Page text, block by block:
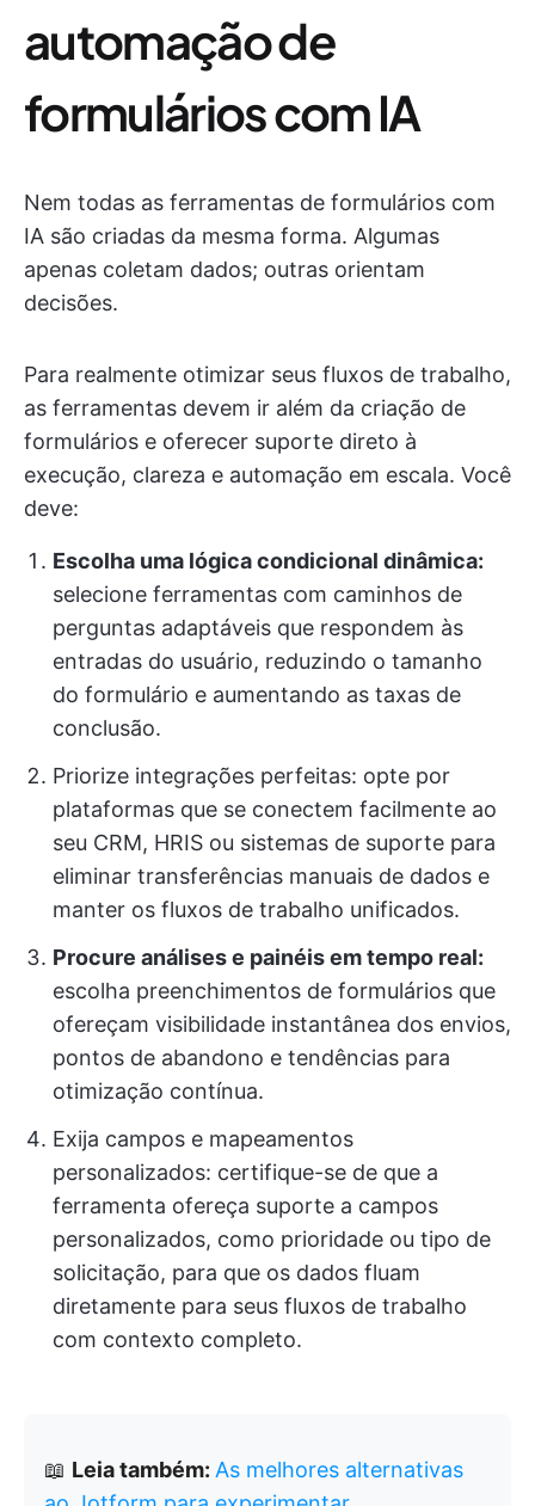
automação de
formulários com IA
Nem todas as ferramentas de formulários com
IA são criadas da mesma forma. Algumas
apenas coletam dados; outras orientam
decisões.
Para realmente otimizar seus fluxos de trabalho,
as ferramentas devem ir além da criação de
formulários e oferecer suporte direto à
execução, clareza e automação em escala. Você
deve:
Escolha uma lógica condicional dinâmica:
selecione ferramentas com caminhos de
perguntas adaptáveis que respondem às
entradas do usuário, reduzindo o tamanho
do formulário e aumentando as taxas de
conclusão.
Priorize integrações perfeitas: opte por
plataformas que se conectem facilmente ao
seu CRM, HRIS ou sistemas de suporte para
eliminar transferências manuais de dados e
manter os fluxos de trabalho unificados.
Procure análises e painéis em tempo real:
escolha preenchimentos de formulários que
ofereçam visibilidade instantânea dos envios,
pontos de abandono e tendências para
otimização contínua.
Exija campos e mapeamentos
personalizados: certifique-se de que a
ferramenta ofereça suporte a campos
personalizados, como prioridade ou tipo de
solicitação, para que os dados fluam
diretamente para seus fluxos de trabalho
com contexto completo.
📖 Leia também: As melhores alternativas